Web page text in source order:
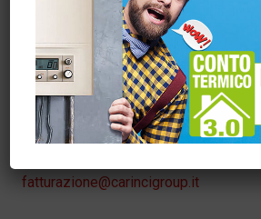
info@carincigroup.it
Servizio Clienti – Ordini
sora@carincigroup.it
fatturazione@carincigroup.it